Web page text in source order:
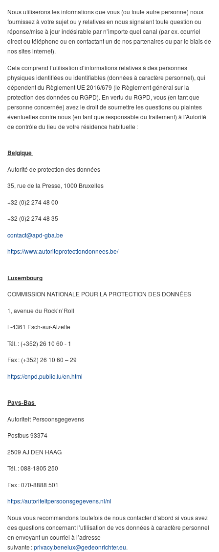
Nous utiliserons les informations que vous (ou toute autre personne) nous
fournissez à votre sujet ou y relatives en nous signalant toute question ou
réponse/mise à jour indésirable par n’importe quel canal (par ex. courriel
direct ou téléphone ou en contactant un de nos partenaires ou par le biais de
nos sites internet).
Cela comprend l’utilisation d’informations relatives à des personnes
physiques identifiées ou identifiables (données à caractère personnel), qui
dépendent du Règlement UE 2016/679 (le Règlement général sur la
protection des données ou RGPD). En vertu du RGPD, vous (en tant que
personne concernée) avez le droit de soumettre les questions ou plaintes
éventuelles contre nous (en tant que responsable du traitement) à l’Autorité
de contrôle du lieu de votre résidence habituelle :
Belgique
Autorité de protection des données
35, rue de la Presse, 1000 Bruxelles
+32 (0)2 274 48 00
+32 (0)2 274 48 35
contact@apd-gba.be
https://www.autoriteprotectiondonnees.be/
Luxembourg
COMMISSION NATIONALE POUR LA PROTECTION DES DONNÉES
1, avenue du Rock’n’Roll
L-4361 Esch-sur-Alzette
Tél. : (+352) 26 10 60 - 1
Fax : (+352) 26 10 60 – 29
https://cnpd.public.lu/en.html
Pays-Bas
Autoriteit Persoonsgegevens
Postbus 93374
2509 AJ DEN HAAG
Tél. : 088-1805 250
Fax : 070-8888 501
https://autoriteitpersoonsgegevens.nl/nl
Nous vous recommandons toutefois de nous contacter d’abord si vous avez
des questions concernant l’utilisation de vos données à caractère personnel
en envoyant un courriel à l’adresse
suivante :privacy.benelux@gedeonrichter.eu.